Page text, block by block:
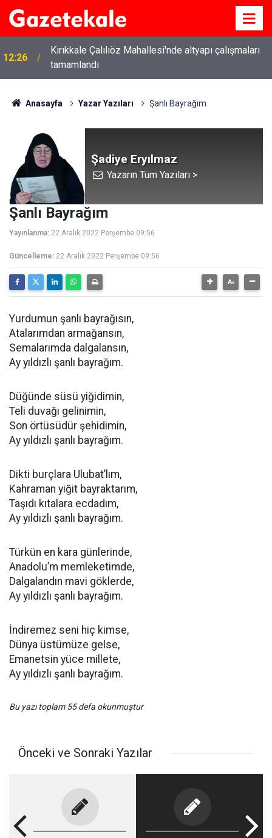
12:26
Kırıkkale Çalılıöz Mahallesi'nde altyapı çalışmaları
tamamlandı
Anasayfa Yazar Yazıları Şanlı Bayrağım
Şadiye Eryılmaz
Yazarın Tüm Yazıları >
Şanlı Bayrağım
Yayınlanma: 22 Aralık 2022 Perşembe 09:56
Güncelleme: 22 Aralık 2022 Perşembe 09:56
Yurdumun şanlı bayrağısın,
Atalarımdan armağansın,
Semalarımda dalgalansın,
Ay yıldızlı şanlı bayrağım.
Düğünde süsü yiğidimin,
Teli duvağı gelinimin,
Son örtüsüdür şehidimin,
Ay yıldızlı şanlı bayrağım.
Dikti burçlara Ulubat’lım,
Kahraman yiğit bayraktarım,
Taşıdı kıtalara ecdadım,
Ay yıldızlı şanlı bayrağım.
Türkün en kara günlerinde,
Anadolu’m memleketimde,
Dalgalandın mavi göklerde,
Ay yıldızlı şanlı bayrağım.
İndiremez seni hiç kimse,
Dünya üstümüze gelse,
Emanetsin yüce millete,
Ay yıldızlı şanlı bayrağım.
Bu yazı toplam 55 defa okunmuştur
Önceki ve Sonraki Yazılar